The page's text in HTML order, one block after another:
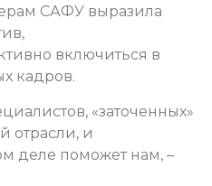
САФУ выразила
включиться в
кадров.
«заточенных»
отрасли, и
деле поможет нам, –